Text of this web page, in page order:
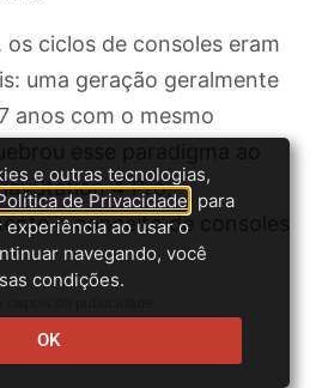
os ciclos de consoles eram
uma geração geralmente
anos com o mesmo
4 Pro,
o conceito de consoles
e outras tecnologias,
de Privacidade , para
ao usar o
navegando, você
condições.
OK